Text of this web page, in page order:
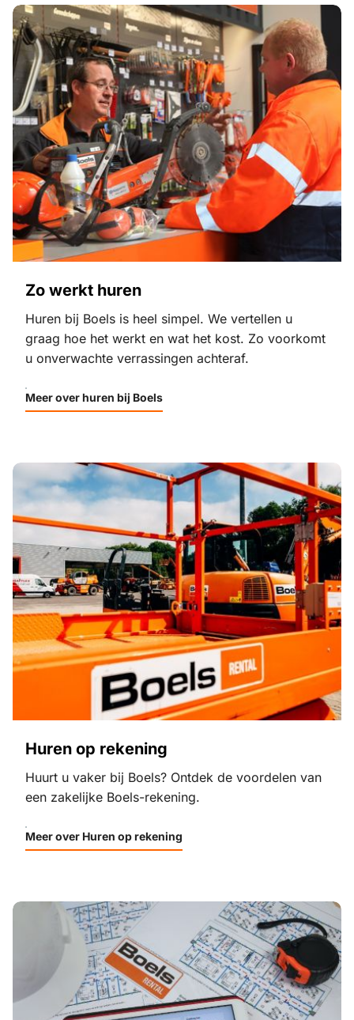
Zo werkt huren
Huren bij Boels is heel simpel. We vertellen u
graag hoe het werkt en wat het kost. Zo voorkomt
u onverwachte verrassingen achteraf.
Meer over huren bij Boels
Huren op rekening
Huurt u vaker bij Boels? Ontdek de voordelen van
een zakelijke Boels-rekening.
Meer over Huren op rekening